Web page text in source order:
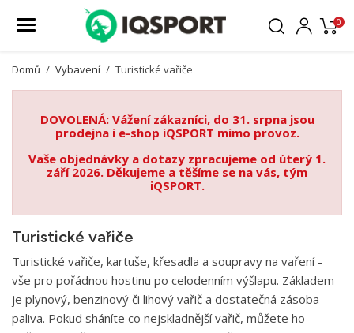
0
Domů Vybavení Turistické vařiče
DOVOLENÁ: Vážení zákazníci, do 31. srpna jsou
prodejna i e-shop iQSPORT mimo provoz.
Vaše objednávky a dotazy zpracujeme od úterý 1.
září 2026. Děkujeme a těšíme se na vás, tým
iQSPORT.
Turistické vařiče
Turistické vařiče, kartuše, křesadla a soupravy na vaření -
vše pro pořádnou hostinu po celodenním výšlapu. Základem
je plynový, benzinový či lihový vařič a dostatečná zásoba
paliva. Pokud sháníte co nejskladnější vařič, můžete ho